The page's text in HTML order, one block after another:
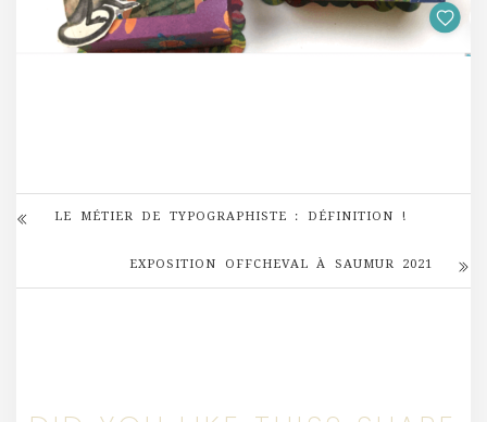
LE MÉTIER DE TYPOGRAPHISTE : DÉFINITION !
EXPOSITION OFFCHEVAL À SAUMUR 2021